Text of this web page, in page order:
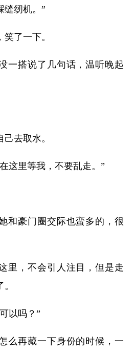
缝纫机。”
了一下。
一搭说了几句话，温听晚起
去取水。
这里等我，不要乱走。”
和豪门圈交际也蛮多的，很
里，不会引人注目，但是走
以吗？”
么再藏一下身份的时候，一